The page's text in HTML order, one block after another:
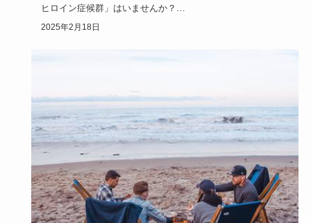
ヒロイン症候群」はいませんか？
物語の世界に浸り「ああ私なんて不幸…
2025年2月18日